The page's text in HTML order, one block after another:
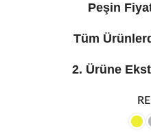
Peşin
Tüm
2. Ürüne